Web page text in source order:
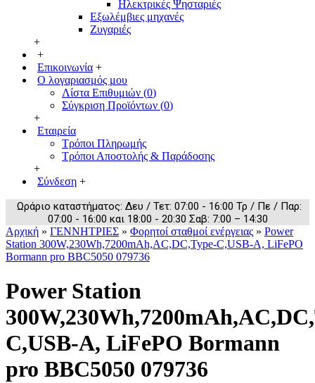
Ηλεκτρικές Ψησταριές
Εξωλέμβιες μηχανές
Ζυγαριές
+
+
Επικοινωνία +
Ο λογαριασμός μου
Λίστα Επιθυμιών (0)
Σύγκριση Προϊόντων (0)
+
Εταιρεία
Τρόποι Πληρωμής
Τρόποι Αποστολής & Παράδοσης
+
Σύνδεση +
Ωράριο καταστήματος: Δευ / Τετ: 07:00 - 16:00 Τρ / Πε / Παρ:
07:00 - 16:00 και 18:00 - 20:30 Σαβ: 7:00 – 14:30
Αρχική » ΓΕΝΝΗΤΡΙΕΣ » Φορητοί σταθμοί ενέργειας » Power
Station 300W,230Wh,7200mAh,AC,DC,Type-C,USB-A, LiFePO
Bormann pro BBC5050 079736
Power Station
C,USB-A, LiFePO Bormann
pro BBC5050 079736